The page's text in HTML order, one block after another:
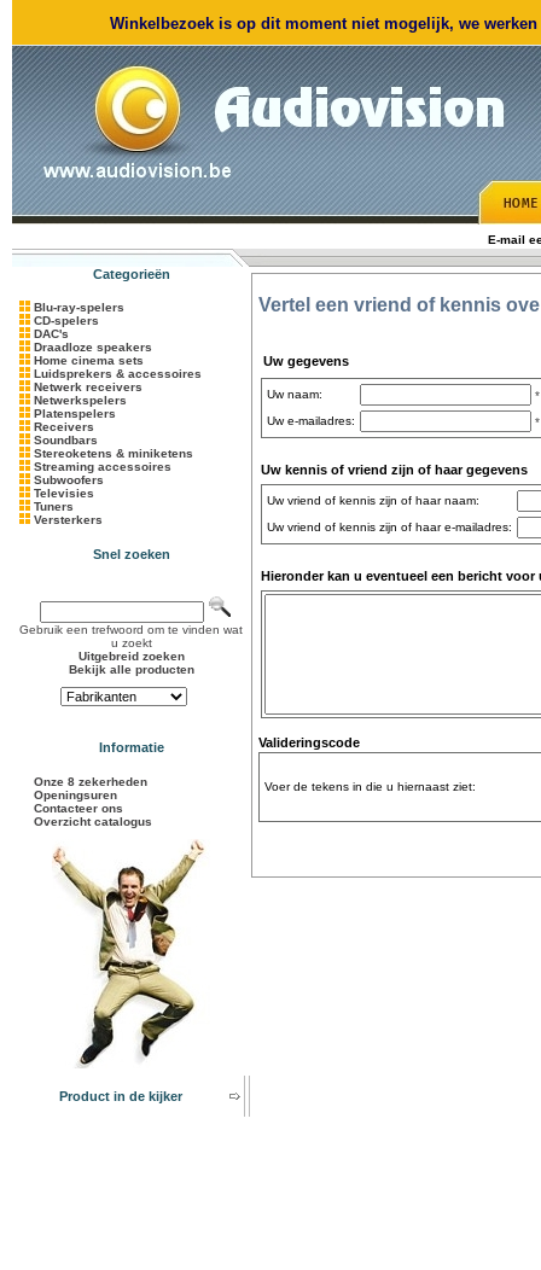
Winkelbezoek is op dit moment niet mogelijk, we
E-mail
Categorieën
Blu-ray-spelers
CD-spelers
DAC's
Draadloze speakers
Home cinema sets
Luidsprekers & accessoires
Netwerk receivers
Netwerkspelers
Platenspelers
Receivers
Soundbars
Stereoketens & miniketens
Streaming accessoires
Subwoofers
Televisies
Tuners
Versterkers
Snel zoeken
Gebruik een trefwoord om te vinden wat
u zoekt
Uitgebreid zoeken
Bekijk alle producten
Informatie
Onze 8 zekerheden
Openingsuren
Contacteer ons
Overzicht catalogus
Product in de kijker
Vertel een vriend of kennis
Uw gegevens
Uw naam:
*
Uw e-mailadres:
*
Uw kennis of vriend zijn of haar gegevens
Uw vriend of kennis zijn of haar naam:
Uw vriend of kennis zijn of haar e-mailadres:
Hieronder kan u eventueel een bericht
Valideringscode
Voer de tekens in die u hiernaast ziet: